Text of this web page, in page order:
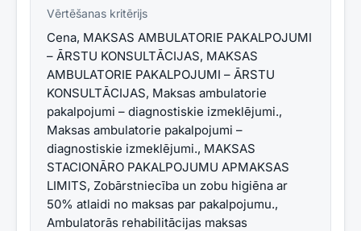
Vērtēšanas kritērijs
Cena, MAKSAS AMBULATORIE PAKALPOJUMI
– ĀRSTU KONSULTĀCIJAS, MAKSAS
AMBULATORIE PAKALPOJUMI – ĀRSTU
KONSULTĀCIJAS, Maksas ambulatorie
pakalpojumi – diagnostiskie izmeklējumi.,
Maksas ambulatorie pakalpojumi –
diagnostiskie izmeklējumi., MAKSAS
STACIONĀRO PAKALPOJUMU APMAKSAS
LIMITS, Zobārstniecība un zobu higiēna ar
50% atlaidi no maksas par pakalpojumu.,
Ambulatorās rehabilitācijas maksas